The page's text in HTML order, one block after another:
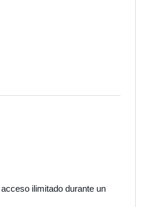
ilimitado durante un